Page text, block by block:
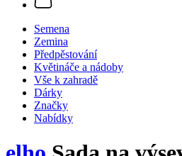
Semena
Zemina
Předpěstování
Květináče a nádoby
Vše k zahradě
Dárky
Značky
Nabídky